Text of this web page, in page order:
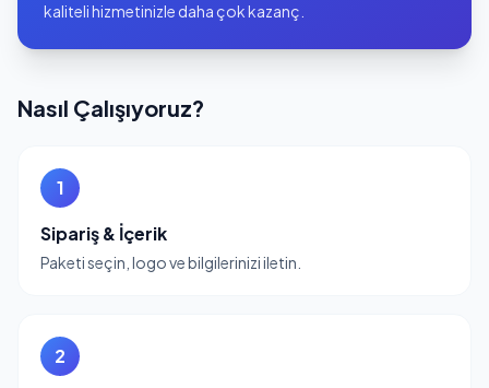
kaliteli hizmetinizle daha çok kazanç.
Nasıl Çalışıyoruz?
1
Sipariş & İçerik
Paketi seçin, logo ve bilgilerinizi iletin.
2